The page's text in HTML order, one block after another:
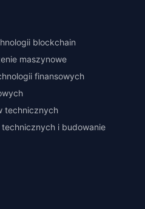
blockchain
maszynowe
finansowych
technicznych
i budowanie